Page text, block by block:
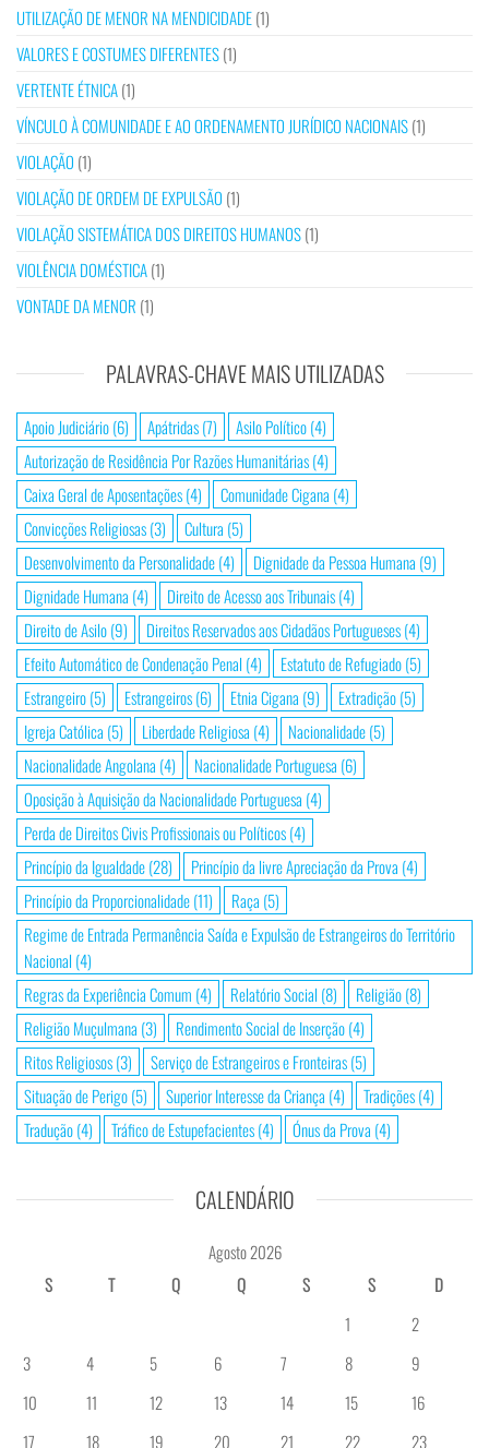
UTILIZAÇÃO DE MENOR NA MENDICIDADE(1)
VALORES E COSTUMES DIFERENTES(1)
VERTENTE ÉTNICA(1)
VÍNCULO À COMUNIDADE E AO ORDENAMENTO JURÍDICO NACIONAIS(1)
VIOLAÇÃO (1)
VIOLAÇÃO DE ORDEM DE EXPULSÃO (1)
VIOLAÇÃO SISTEMÁTICA DOS DIREITOS HUMANOS(1)
VIOLÊNCIA DOMÉSTICA(1)
VONTADE DA MENOR (1)
PALAVRAS-CHAVE MAIS UTILIZADAS
Apoio Judiciário(6) Apátridas(7) Asilo Político(4)
Autorização de Residência Por Razões Humanitárias(4)
Caixa Geral de Aposentações(4) Comunidade Cigana (4)
Convicções Religiosas(3) Cultura (5)
Desenvolvimento da Personalidade(4) Dignidade da Pessoa Humana (9)
Dignidade Humana (4) Direito de Acesso aos Tribunais(4)
Direito de Asilo(9) Direitos Reservados aos Cidadãos Portugueses(4)
Efeito Automático de Condenação Penal (4) Estatuto de Refugiado(5)
Estrangeiro(5) Estrangeiros(6) Etnia Cigana (9) Extradição(5)
Igreja Católica (5) Liberdade Religiosa (4) Nacionalidade(5)
Nacionalidade Angolana (4) Nacionalidade Portuguesa (6)
Oposição à Aquisição da Nacionalidade Portuguesa (4)
Perda de Direitos Civis Profissionais ou Políticos(4)
Princípio da Igualdade(28) Princípio da livre Apreciação da Prova (4)
Princípio da Proporcionalidade(11) Raça (5)
Regime de Entrada Permanência Saída e Expulsão de Estrangeiros do Território
Nacional (4)
Regras da Experiência Comum (4) Relatório Social (8) Religião(8)
Religião Muçulmana (3) Rendimento Social de Inserção(4)
Ritos Religiosos(3) Serviço de Estrangeiros e Fronteiras(5)
Situação de Perigo(5) Superior Interesse da Criança (4) Tradições(4)
Tradução(4) Tráfico de Estupefacientes(4) Ónus da Prova (4)
CALENDÁRIO
Agosto 2026
S
T Q Q S S
D
1
2
3
4 5 6 7 8
9
10
11 12 13 14 15
16
17
18 19 20 21 22
23